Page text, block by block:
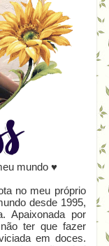
mundo ♥
no meu próprio
desde 1995,
Apaixonada por
ter que fazer
em doces.